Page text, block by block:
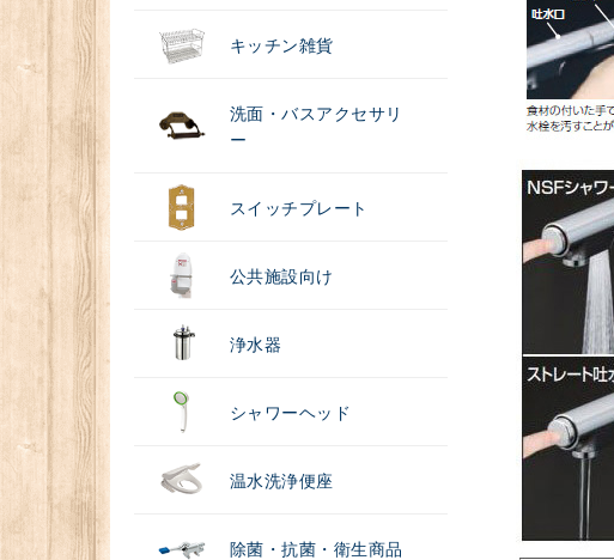
キッチン雑貨
洗面・バスアクセサリ
ー
スイッチプレート
公共施設向け
浄水器
シャワーヘッド
温水洗浄便座
除菌・抗菌・衛生商品